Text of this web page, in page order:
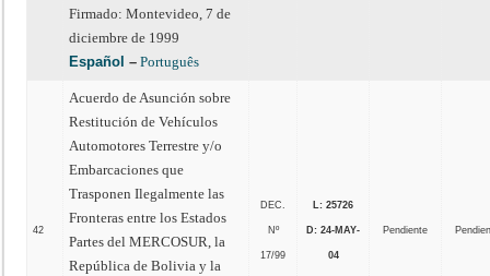
Firmado: Montevideo, 7 de
diciembre de 1999
Español – Português
42
Acuerdo de Asunción sobre
Restitución de Vehículos
Automotores Terrestre y/o
Embarcaciones que
Trasponen Ilegalmente las
Fronteras entre los Estados
Partes del MERCOSUR, la
República de Bolivia y la
DEC.
Nº
17/99
L: 25726
D: 24-MAY-
04
Pendiente